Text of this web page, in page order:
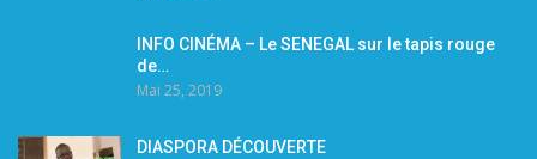
INFO CINÉMA – Le SENEGAL sur le tapis rouge
de…
Mai 25, 2019
DIASPORA DÉCOUVERTE